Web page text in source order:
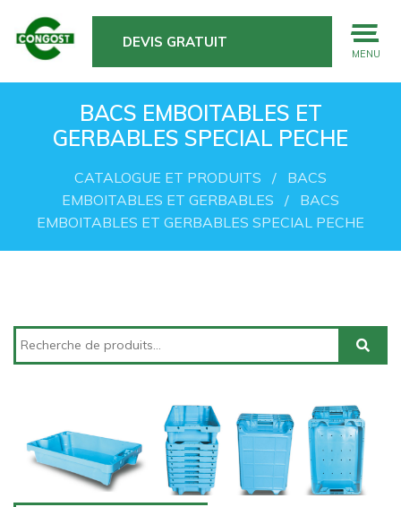
DEVIS GRATUIT
MENU
BACS EMBOITABLES ET
GERBABLES SPECIAL PECHE
CATALOGUE ET PRODUITS
BACS
EMBOITABLES ET GERBABLES
BACS
EMBOITABLES ET GERBABLES SPECIAL PECHE